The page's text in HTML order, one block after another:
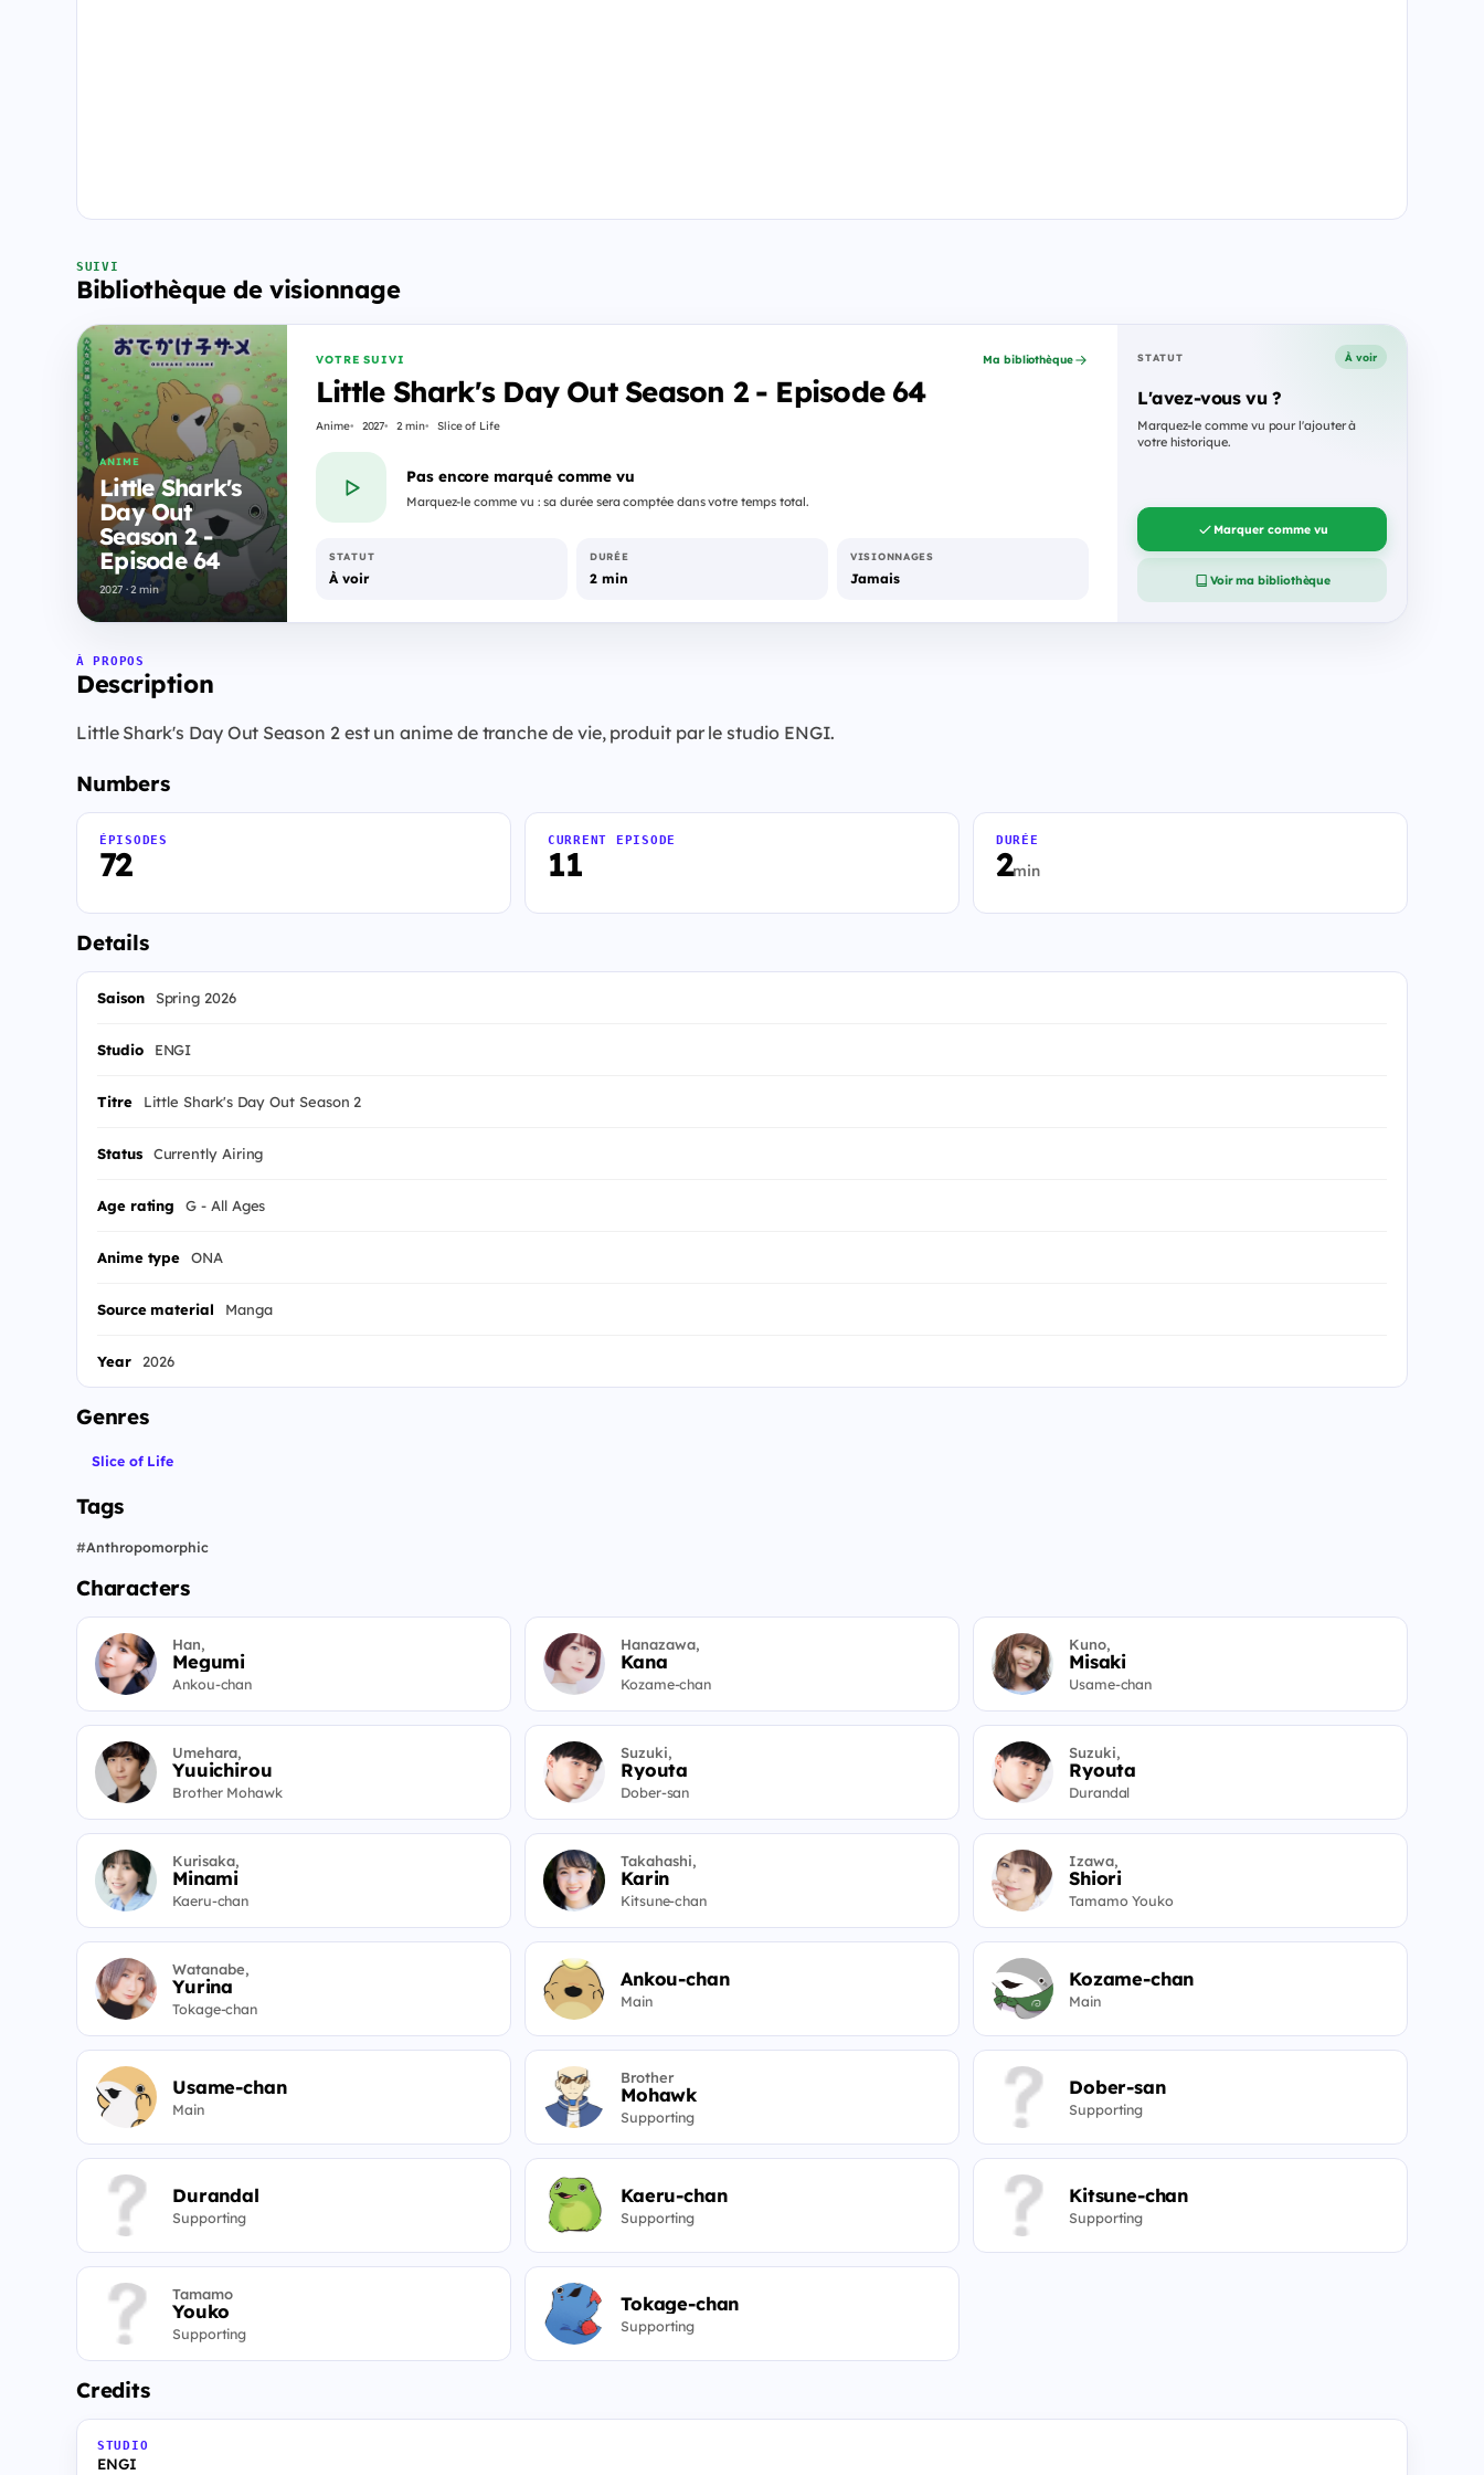
SUIVI
Bibliothèque de visionnage
ANIME
Little Shark's
Day Out
Season 2 -
Episode 64
2027 · 2 min
VOTRE SUIVI
Little Shark's Day Out Season 2 - Episode 64
Anime 2027 2 min Slice of Life
Ma bibliothèque
Pas encore marqué comme vu
Marquez-le comme vu : sa durée sera comptée dans votre temps total.
STATUT
À voir
DURÉE
2 min
VISIONNAGES
Jamais
STATUT À voir
L'avez-vous vu ?
Marquez-le comme vu pour l'ajouter à
votre historique.
Marquer comme vu
Voir ma bibliothèque
À PROPOS
Description
Little Shark's Day Out Season 2 est un anime de tranche de vie, produit par le studio ENGI.
Numbers
72
ÉPISODES
11
CURRENT EPISODE
2min
DURÉE
Details
Saison Spring 2026
Studio ENGI
Titre Little Shark's Day Out Season 2
Status Currently Airing
Age rating G - All Ages
Anime type ONA
Source material Manga
Year 2026
Genres
Slice of Life
Tags
#Anthropomorphic
Characters
Han,
Megumi
Ankou-chan
Hanazawa,
Kana
Kozame-chan
Kuno,
Misaki
Usame-chan
Umehara,
Yuuichirou
Brother Mohawk
Suzuki,
Ryouta
Dober-san
Suzuki,
Ryouta
Durandal
Kurisaka,
Minami
Kaeru-chan
Takahashi,
Karin
Kitsune-chan
Izawa,
Shiori
Tamamo Youko
Watanabe,
Yurina
Tokage-chan
Ankou-chan
Main
Kozame-chan
Main
Usame-chan
Main
Brother
Mohawk
Supporting
Dober-san
Supporting
Durandal
Supporting
Kaeru-chan
Supporting
Kitsune-chan
Supporting
Tamamo
Youko
Supporting
Tokage-chan
Supporting
Credits
STUDIO
ENGI